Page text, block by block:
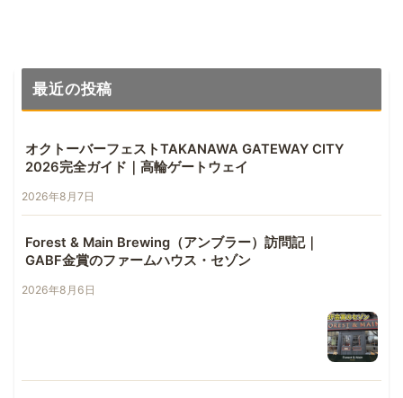
最近の投稿
オクトーバーフェストTAKANAWA GATEWAY CITY
2026完全ガイド｜高輪ゲートウェイ
2026年8月7日
Forest & Main Brewing（アンブラー）訪問記｜
GABF金賞のファームハウス・セゾン
2026年8月6日